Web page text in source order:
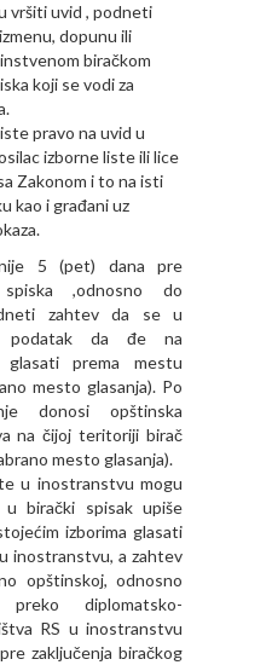
vršiti uvid , podneti
dopunu ili
biračkom
koji se vodi za
pravo na uvid u
izborne liste ili lice
Zakonom i to na isti
kao i građani uz
5 (pet) dana pre
spiska ,odnosno do
zahtev da se u
podatak da đe na
glasati prema mestu
mesto glasanja). Po
donosi opštinska
na čijoj teritoriji birač
mesto glasanja).
u inostranstvu mogu
birački spisak upiše
izborima glasati
inostranstvu, a zahtev
opštinskoj, odnosno
diplomatsko-
RS u inostranstvu
zaključenja biračkog